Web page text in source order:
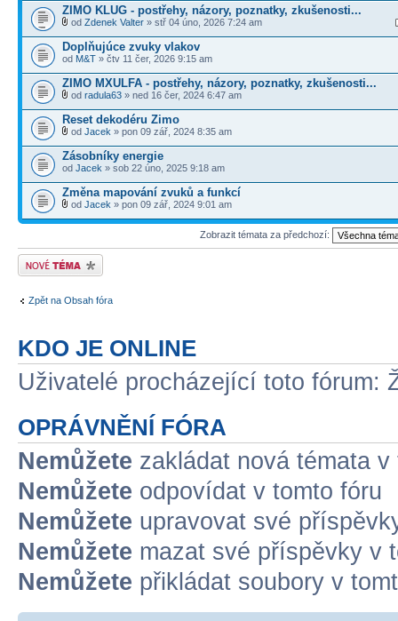
ZIMO KLUG - postřehy, názory, poznatky, zkušenosti...
od Zdenek Valter » stř 04 úno, 2026 7:24 am
Doplňujúce zvuky vlakov
od M&T » čtv 11 čer, 2026 9:15 am
ZIMO MXULFA - postřehy, názory, poznatky, zkušenosti...
od radula63 » ned 16 čer, 2024 6:47 am
Reset dekodéru Zimo
od Jacek » pon 09 zář, 2024 8:35 am
Zásobníky energie
od Jacek » sob 22 úno, 2025 9:18 am
Změna mapování zvuků a funkcí
od Jacek » pon 09 zář, 2024 9:01 am
Zobrazit témata za předchozí:
Odeslat nové téma
Zpět na Obsah fóra
KDO JE ONLINE
Uživatelé procházející toto fórum:
OPRÁVNĚNÍ FÓRA
Nemůžete zakládat nová témata v
Nemůžete odpovídat v tomto fóru
Nemůžete upravovat své
Nemůžete mazat své příspěvky v
Nemůžete přikládat soubory v